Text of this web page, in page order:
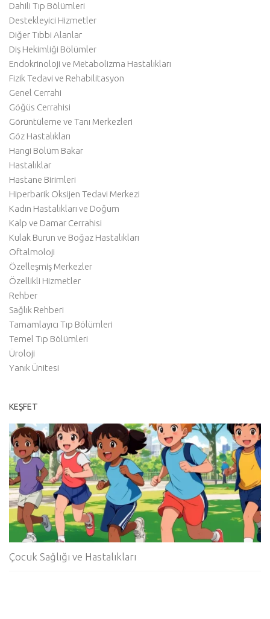
Dahili Tıp Bölümleri
Destekleyici Hizmetler
Diğer Tıbbi Alanlar
Diş Hekimliği Bölümler
Endokrinoloji ve Metabolizma Hastalıkları
Fizik Tedavi ve Rehabilitasyon
Genel Cerrahi
Göğüs Cerrahisi
Görüntüleme ve Tanı Merkezleri
Göz Hastalıkları
Hangi Bölüm Bakar
Hastalıklar
Hastane Birimleri
Hiperbarik Oksijen Tedavi Merkezi
Kadın Hastalıkları ve Doğum
Kalp ve Damar Cerrahisi
Kulak Burun ve Boğaz Hastalıkları
Oftalmoloji
Özelleşmiş Merkezler
Özellikli Hizmetler
Rehber
Sağlık Rehberi
Tamamlayıcı Tıp Bölümleri
Temel Tıp Bölümleri
Üroloji
Yanık Ünitesi
KEŞFET
Çocuk Sağlığı ve Hastalıkları